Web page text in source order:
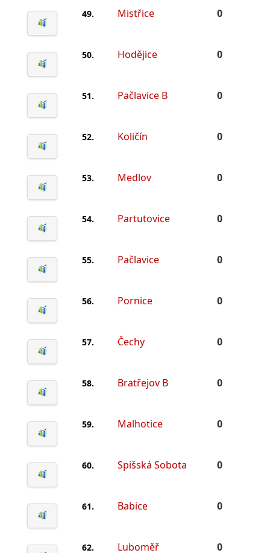
49. Mistřice 0
50. Hodějice 0
51. Pačlavice B 0
52. Količín 0
53. Medlov 0
54. Partutovice 0
55. Pačlavice 0
56. Pornice 0
57. Čechy 0
58. Bratřejov B 0
59. Malhotice 0
60. Spišská Sobota 0
61. Babice 0
62. Luboměř 0